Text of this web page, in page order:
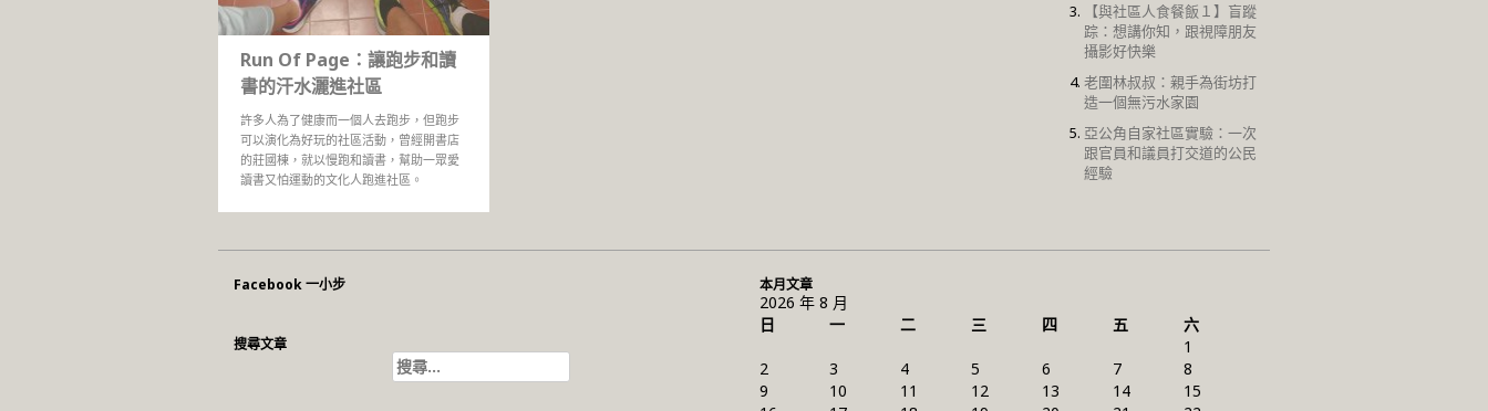
Run Of Page：讓跑步和讀
書的汗水灑進社區
許多人為了健康而一個人去跑步，但跑步
可以演化為好玩的社區活動，曾經開書店
的莊國棟，就以慢跑和讀書，幫助一眾愛
讀書又怕運動的文化人跑進社區。
【與社區人食餐飯１】盲蹤
踪：想講你知，跟視障朋友
攝影好快樂
老圍林叔叔：親手為街坊打
造一個無污水家園
亞公角自家社區實驗：一次
跟官員和議員打交道的公民
經驗
Facebook 一小步
搜尋文章
搜
尋
本月文章
2026 年 8 月
日
一 二 三 四 五
六
1
2
3 4 5 6 7
8
9
10 11 12 13 14
15